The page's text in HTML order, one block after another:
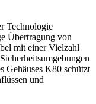
Technologie
Übertragung von
mit einer Vielzahl
Gehäuses K80 schützt
und